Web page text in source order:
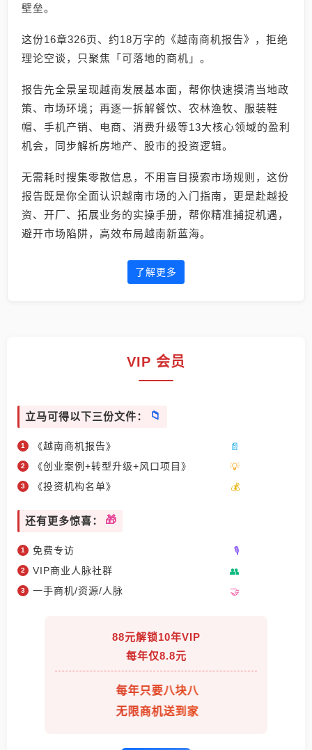
壁垒。
这份16章326页、约18万字的《越南商机报告》，拒绝
理论空谈，只聚焦「可落地的商机」。
报告先全景呈现越南发展基本面，帮你快速摸清当地政
策、市场环境；再逐一拆解餐饮、农林渔牧、服装鞋
帽、手机产销、电商、消费升级等13大核心领域的盈利
机会，同步解析房地产、股市的投资逻辑。
无需耗时搜集零散信息，不用盲目摸索市场规则，这份
报告既是你全面认识越南市场的入门指南，更是赴越投
资、开厂、拓展业务的实操手册，帮你精准捕捉机遇，
避开市场陷阱，高效布局越南新蓝海。
了解更多
VIP 会员
立马可得以下三份文件：
《越南商机报告》
《创业案例+转型升级+风口项目》
《投资机构名单》
还有更多惊喜：
免费专访
VIP商业人脉社群
一手商机/资源/人脉
88元解锁10年VIP
每年仅8.8元
每年只要八块八
无限商机送到家